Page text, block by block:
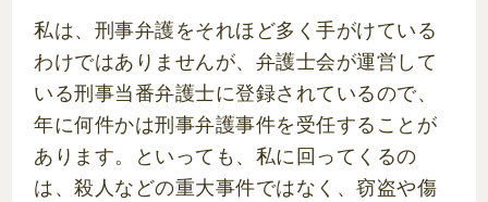
私は、刑事弁護をそれほど多く手がけている
わけではありませんが、弁護士会が運営して
いる刑事当番弁護士に登録されているので、
年に何件かは刑事弁護事件を受任することが
あります。といっても、私に回ってくるの
は、殺人などの重大事件ではなく、窃盗や傷